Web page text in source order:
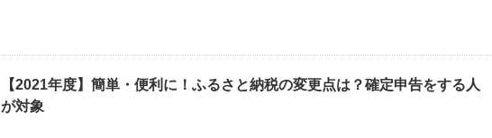
【2021年度】簡単・便利に！ふるさと納税の変更点は？確定申告をする人
が対象